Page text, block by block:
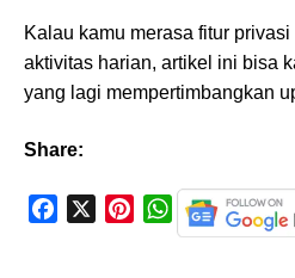
Kalau kamu merasa fitur
aktivitas harian, artikel ini bisa
yang lagi mempertimbangkan
Share:
W
h